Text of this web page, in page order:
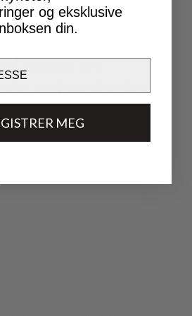
d noen av
ste teknologier
og eksklusive
din.
MEG